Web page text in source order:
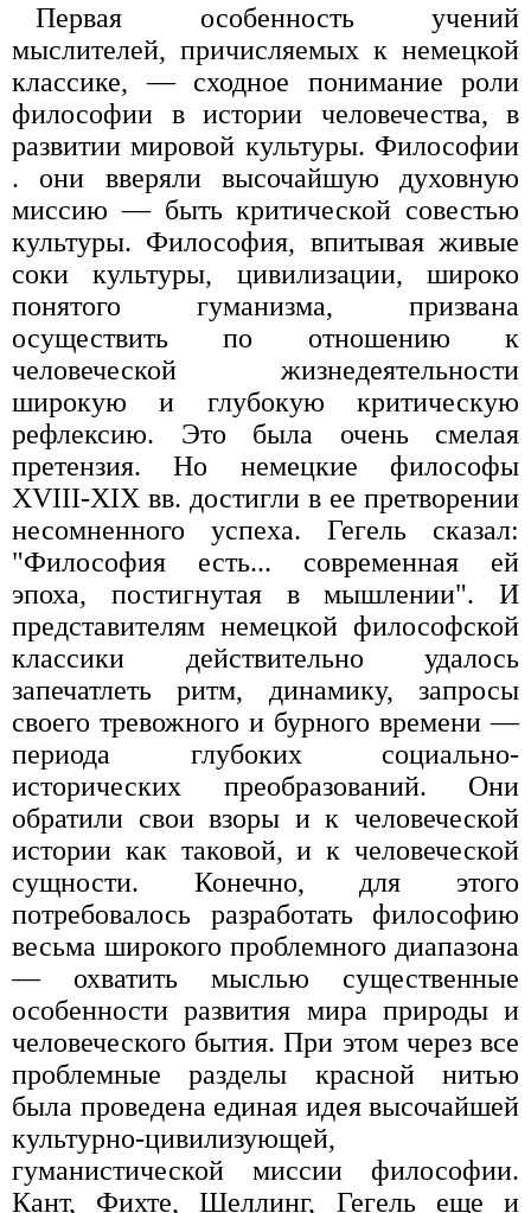
Первая особенность учений
мыслителей, причисляемых к немецкой
классике, — сходное понимание роли
философии в истории человечества, в
развитии мировой культуры. Философии
. они вверяли высочайшую духовную
миссию — быть критической совестью
культуры. Философия, впитывая живые
соки культуры, цивилизации, широко
понятого гуманизма, призвана
осуществить по отношению к
человеческой жизнедеятельности
широкую и глубокую критическую
рефлексию. Это была очень смелая
претензия. Но немецкие философы
XVIII-XIX вв. достигли в ее претворении
несомненного успеха. Гегель сказал:
"Философия есть... современная ей
эпоха, постигнутая в мышлении". И
представителям немецкой философской
классики действительно удалось
запечатлеть ритм, динамику, запросы
своего тревожного и бурного времени —
периода глубоких социально-
исторических преобразований. Они
обратили свои взоры и к человеческой
истории как таковой, и к человеческой
сущности. Конечно, для этого
потребовалось разработать философию
весьма широкого проблемного диапазона
— охватить мыслью существенные
особенности развития мира природы и
человеческого бытия. При этом через все
проблемные разделы красной нитью
была проведена единая идея высочайшей
культурно-цивилизующей,
гуманистической миссии философии.
Кант, Фихте, Шеллинг, Гегель еще и